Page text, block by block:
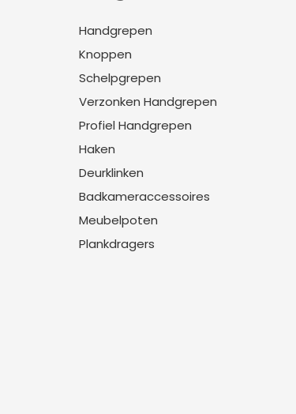
Handgrepen
Knoppen
Schelpgrepen
Verzonken Handgrepen
Profiel Handgrepen
Haken
Deurklinken
Badkameraccessoires
Meubelpoten
Plankdragers